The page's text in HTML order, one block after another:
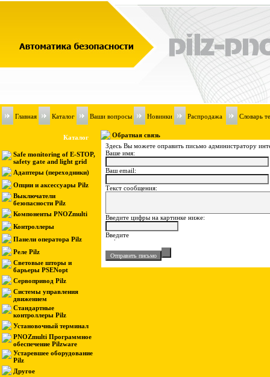
Главная Каталог Ваши вопросы Новинки Распродажа Словарь
Каталог
Safe monitoring of E-STOP,
safety gate and light grid
Адаптеры (переходники)
Опции и аксессуары Pilz
Выключатели
безопасности Pilz
Компоненты PNOZmulti
Контроллеры
Панели оператора Pilz
Реле Pilz
Световые шторы и
барьеры PSENopt
Сервопривод Pilz
Системы управления
движением
Стандартные
контроллеры Pilz
Установочный терминал
PNOZmulti Программное
обеспечение Pilzware
Устаревшее оборудование
Pilz
Другое
Обратная связь
Здесь Вы можете оправить письмо администратору
Ваше имя:
Ваш email:
Текст сообщения:
Введите цифры на картинке ниже: